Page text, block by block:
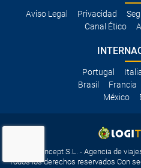
Aviso Legal Privacidad
Canal Ético
Portugal
Brasil
Francia
México
Travelconcept S.L. - Agencia de
Todos los derechos reservados Con